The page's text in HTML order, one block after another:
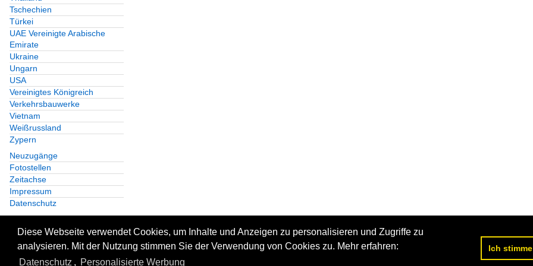
Tschechien
Türkei
UAE Vereinigte Arabische
Emirate
Ukraine
Ungarn
USA
Vereinigtes Königreich
Verkehrsbauwerke
Vietnam
Weißrussland
Zypern
Neuzugänge
Fotostellen
Zeitachse
Impressum
Datenschutz
Datenschutzerklärung
Diese Webseite verwendet Cookies, um Inhalte und Anzeigen zu personalisieren und Zugriffe zu
analysieren. Mit der Nutzung stimmen Sie der Verwendung von Cookies zu. Mehr erfahren:
Datenschutz , Personalisierte Werbung
Ich